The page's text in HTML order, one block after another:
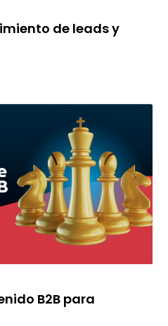
de leads y
B2B para